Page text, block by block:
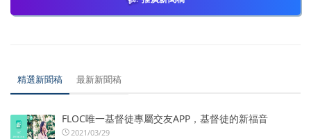
精選新聞稿 最新新聞稿
FLOC唯一基督徒專屬交友APP，基督徒的新福音
2021/03/29